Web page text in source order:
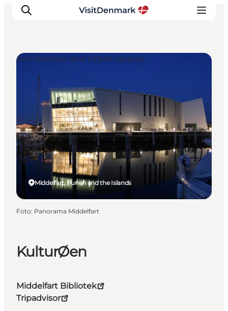
Inspiratie
Bestemmingen
Wat te doen
Accommodaties
Plan je reis
KulturØen
Middelfart Bibliotek
Tripadvisor
Middelfart, Funen and the Islands
Architecture and Urban Spaces
Foto: Panorama Middelfart